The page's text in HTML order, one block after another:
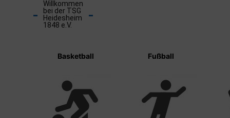
Willkommen
bei der TSG
Heidesheim
1848 e.V.
Basketball Fußball